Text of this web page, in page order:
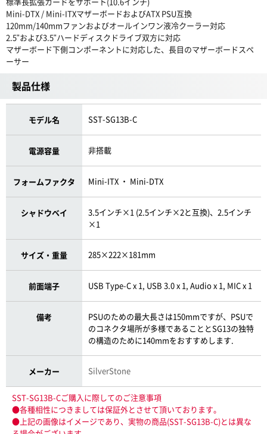
Mini-DTX / Mini-ITXマザーボードおよびATX PSU互換
120mm/140mmファンおよびオールインワン液冷クーラー対応
2.5"および3.5"ハードディスクドライブ双方に対応
マザーボード下側コンポーネントに対応した、長目のマザーボードスペ
ーサー
製品仕様
モデル名 SST-SG13B-C
電源容量 非搭載
フォームファクタ Mini-ITX ・ Mini-DTX
シャドウベイ
3.5インチ×1 (2.5インチ×2と互換)、2.5インチ
×1
サイズ・重量 285×222×181mm
前面端子 USB Type-C x 1, USB 3.0 x 1, Audio x 1, MIC x 1
備考
PSUのための最大長さは150mmですが、PSUで
のコネクタ場所が多様であることとSG13の独特
の構造のために140mmをおすすめします.
メーカー SilverStone
SST-SG13B-Cご購入に際してのご注意事項
●各種相性につきましては保証外とさせて頂いております。
●上記の画像はイメージであり、実物の商品(SST-SG13B-C)とは異な